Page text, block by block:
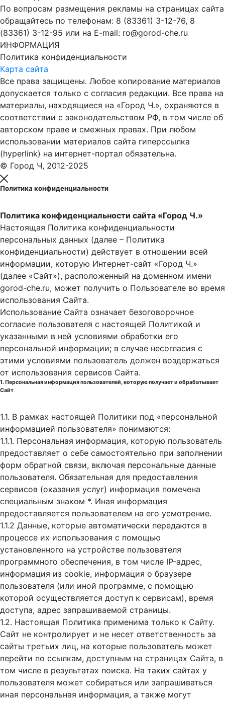
По вопросам размещения рекламы на страницах сайта
обращайтесь по телефонам: 8 (83361) 3-12-76, 8
(83361) 3-12-95 или на E-mail: ro@gorod-che.ru
ИНФОРМАЦИЯ
Политика конфиденциальности
Карта сайта
Все права защищены. Любое копирование материалов
допускается только с согласия редакции. Все права на
материалы, находящиеся на «Город Ч.», охраняются в
соответствии с законодательством РФ, в том числе об
авторском праве и смежных правах. При любом
использовании материалов сайта гиперссылка
(hyperlink) на интернет-портал обязательна.
© Город Ч, 2012-2025
Политика конфиденциальности
Политика конфиденциальности сайта «Город Ч.»
Настоящая Политика конфиденциальности
персональных данных (далее – Политика
конфиденциальности) действует в отношении всей
информации, которую Интернет-сайт «Город Ч.»
(далее «Сайт»), расположенный на доменном имени
gorod-che.ru, может получить о Пользователе во время
использования Cайта.
Использование Сайта означает безоговорочное
согласие пользователя с настоящей Политикой и
указанными в ней условиями обработки его
персональной информации; в случае несогласия с
этими условиями пользователь должен воздержаться
от использования сервисов Сайта.
1. Персональная информация пользователей, которую получает и обрабатывает
Сайт
1.1. В рамках настоящей Политики под «персональной
информацией пользователя» понимаются:
1.1.1. Персональная информация, которую пользователь
предоставляет о себе самостоятельно при заполнении
форм обратной связи, включая персональные данные
пользователя. Обязательная для предоставления
сервисов (оказания услуг) информация помечена
специальным знаком *. Иная информация
предоставляется пользователем на его усмотрение.
1.1.2 Данные, которые автоматически передаются в
процессе их использования с помощью
установленного на устройстве пользователя
программного обеспечения, в том числе IP-адрес,
информация из cookie, информация о браузере
пользователя (или иной программе, с помощью
которой осуществляется доступ к cервисам), время
доступа, адрес запрашиваемой страницы.
1.2. Настоящая Политика применима только к Сайту.
Сайт не контролирует и не несет ответственность за
сайты третьих лиц, на которые пользователь может
перейти по ссылкам, доступным на страницах Сайта, в
том числе в результатах поиска. На таких сайтах у
пользователя может собираться или запрашиваться
иная персональная информация, а также могут